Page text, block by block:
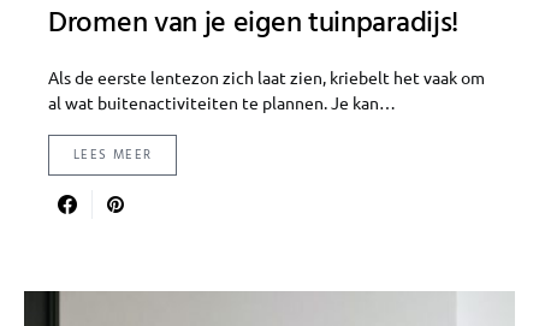
Dromen van je eigen tuinparadijs!
Als de eerste lentezon zich laat zien, kriebelt het vaak om
al wat buitenactiviteiten te plannen. Je kan…
LEES MEER